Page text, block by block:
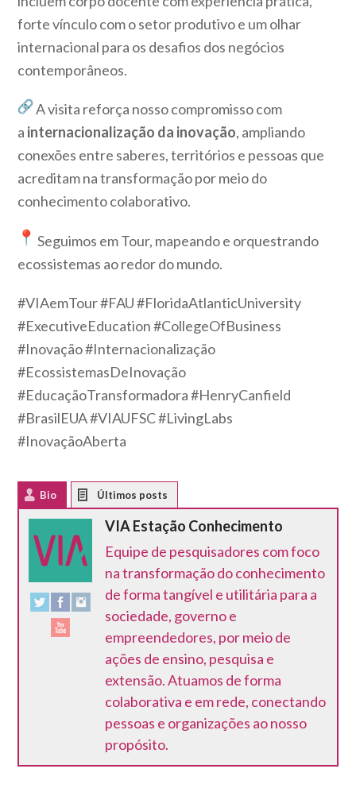
forte vínculo com o setor produtivo e um olhar
internacional para os desafios dos negócios
contemporâneos.
A visita reforça nosso compromisso com
a internacionalização da inovação, ampliando
conexões entre saberes, territórios e pessoas que
acreditam na transformação por meio do
conhecimento colaborativo.
Seguimos em Tour, mapeando e orquestrando
ecossistemas ao redor do mundo.
#VIAemTour #FAU #FloridaAtlanticUniversity
#ExecutiveEducation #CollegeOfBusiness
#Inovação #Internacionalização
#EcossistemasDeInovação
#EducaçãoTransformadora #HenryCanfield
#BrasilEUA #VIAUFSC #LivingLabs
#InovaçãoAberta
Bio
VIA Estação Conhecimento
Equipe de pesquisadores com foco
na transformação do conhecimento
de forma tangível e utilitária para a
sociedade, governo e
empreendedores, por meio de
ações de ensino, pesquisa e
extensão. Atuamos de forma
colaborativa e em rede, conectando
pessoas e organizações ao nosso
propósito.